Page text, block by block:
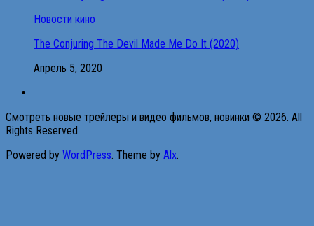
Новости кино
The Conjuring The Devil Made Me Do It (2020)
Апрель 5, 2020
Смотреть новые трейлеры и видео фильмов, новинки © 2026. All
Rights Reserved.
Powered by WordPress. Theme by Alx.